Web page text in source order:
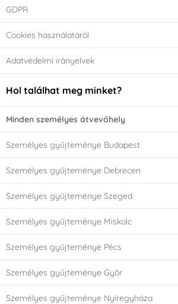
GDPR
Cookies használatáról
Adatvédelmi irányelvek
Hol találhat meg minket?
Minden személyes átvevőhely
Személyes gyűjteménye Budapest
Személyes gyűjteménye Debrecen
Személyes gyűjteménye Szeged
Személyes gyűjteménye Miskolc
Személyes gyűjteménye Pécs
Személyes gyűjteménye Győr
Személyes gyűjteménye Nyíregyháza